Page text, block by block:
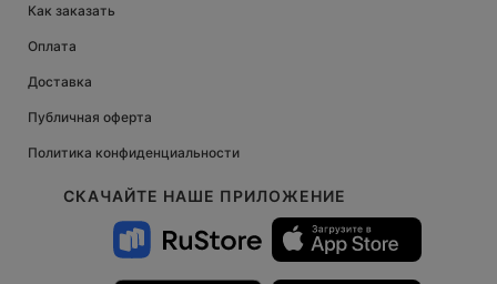
СКАЧАЙТЕ НАШЕ ПРИЛОЖЕНИЕ
Как заказать
Оплата
Доставка
Публичная оферта
Политика конфиденциальности